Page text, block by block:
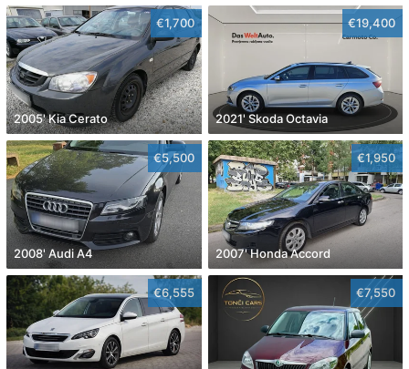
€1,700
2005' Kia Cerato
€19,400
2021' Skoda Octavia
€5,500
2008' Audi A4
€1,950
2007' Honda Accord
€6,555 €7,550